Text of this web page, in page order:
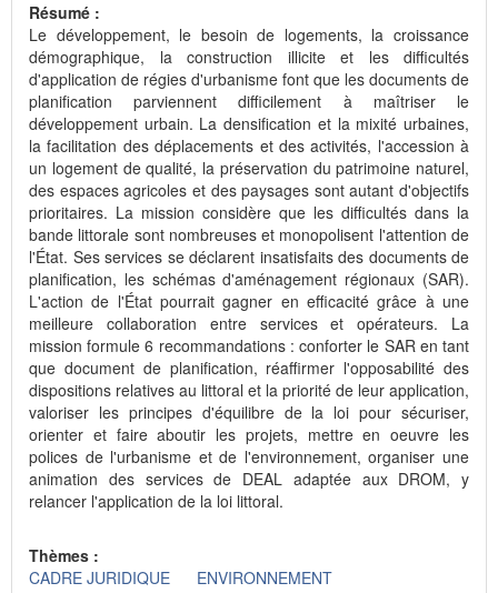
Résumé :
Le développement, le besoin de logements, la croissance
démographique, la construction illicite et les difficultés
d'application de régies d'urbanisme font que les documents de
planification parviennent difficilement à maîtriser le
développement urbain. La densification et la mixité urbaines,
la facilitation des déplacements et des activités, l'accession à
un logement de qualité, la préservation du patrimoine naturel,
des espaces agricoles et des paysages sont autant d'objectifs
prioritaires. La mission considère que les difficultés dans la
bande littorale sont nombreuses et monopolisent l'attention de
l'État. Ses services se déclarent insatisfaits des documents de
planification, les schémas d'aménagement régionaux (SAR).
L'action de l'État pourrait gagner en efficacité grâce à une
meilleure collaboration entre services et opérateurs. La
mission formule 6 recommandations : conforter le SAR en tant
que document de planification, réaffirmer l'opposabilité des
dispositions relatives au littoral et la priorité de leur application,
valoriser les principes d'équilibre de la loi pour sécuriser,
orienter et faire aboutir les projets, mettre en oeuvre les
polices de l'urbanisme et de l'environnement, organiser une
animation des services de DEAL adaptée aux DROM, y
relancer l'application de la loi littoral.
Thèmes :
CADRE JURIDIQUE
ENVIRONNEMENT